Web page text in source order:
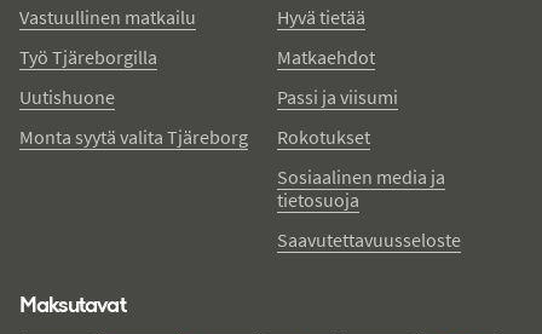
Vastuullinen matkailu
Työ Tjäreborgilla
Uutishuone
Monta syytä valita Tjäreborg
Hyvä tietää
Matkaehdot
Passi ja viisumi
Rokotukset
Sosiaalinen media ja
tietosuoja
Saavutettavuusseloste
Maksutavat